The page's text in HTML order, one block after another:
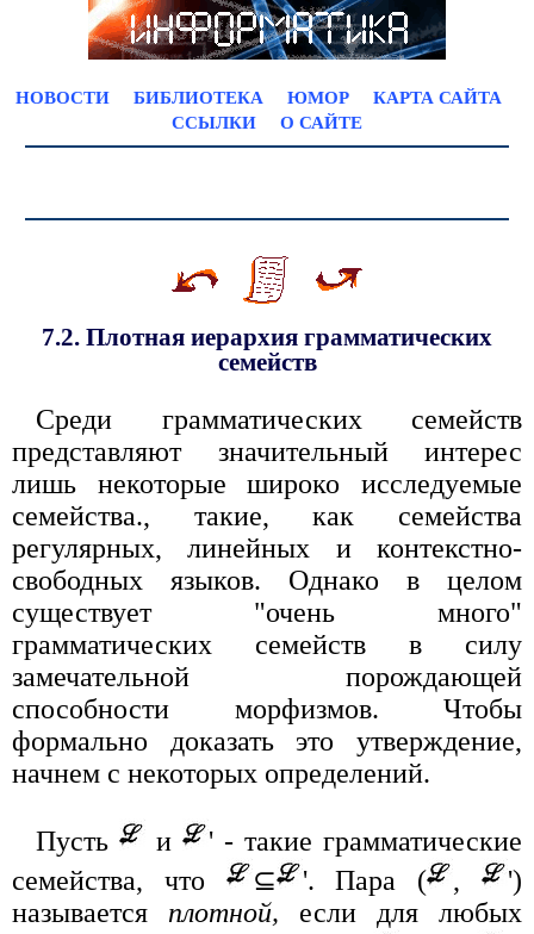
НОВОСТИ БИБЛИОТЕКА ЮМОР
КАРТА САЙТА
ССЫЛКИ
О САЙТЕ
7.2. Плотная иерархия грамматических
семейств
Среди грамматических семейств
представляют значительный интерес
лишь некоторые широко исследуемые
семейства., такие, как семейства
регулярных, линейных и контекстно-
свободных языков. Однако в целом
существует "очень много"
грамматических семейств в силу
замечательной порождающей
способности морфизмов. Чтобы
формально доказать это утверждение,
начнем с некоторых определений.
Пусть и
' - такие грамматические
семейства, что
⊆ '. Пара ( ,
')
называется плотной, если для любых